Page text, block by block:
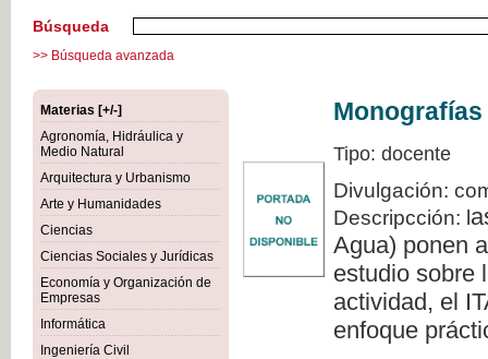
Búsqueda
>> Búsqueda avanzada
Materias [+/-]
Agronomía, Hidráulica y
Medio Natural
Arquitectura y Urbanismo
Arte y Humanidades
Ciencias
Ciencias Sociales y Jurídicas
Economía y Organización de
Empresas
Informática
Ingeniería Civil
Tipo: docente
Divulgación:
Descripcción: l
Agua) ponen
estudio sobre
actividad, el
enfoque